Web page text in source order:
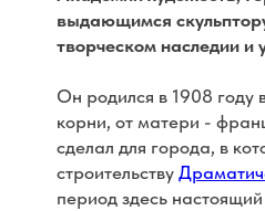
выдающимся
творческом наследии и
Он родился в 1908 году
корни, от матери -
сделал для города, в
строительству
период здесь